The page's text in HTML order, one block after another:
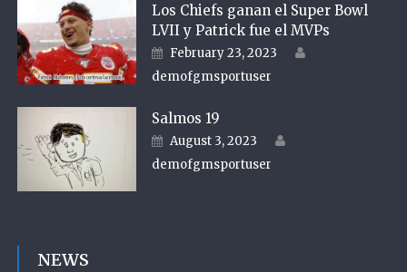
Los Chiefs ganan el Super Bowl
LVII y Patrick fue el MVPs
Posted on
February 23, 2023
demofgmsportuser
Salmos 19
Posted on
August 3, 2023
demofgmsportuser
NEWS